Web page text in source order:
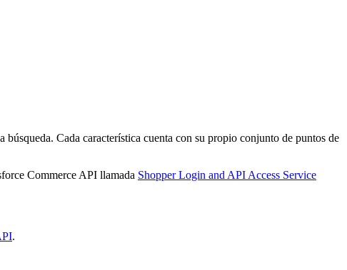
Cada característica cuenta con su propio conjunto de puntos de
Commerce API llamada Shopper Login and API Access Service
.